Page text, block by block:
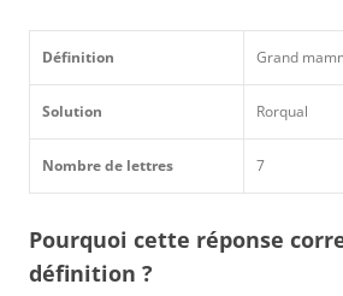
Définition Grand
Solution Rorqual
Nombre de lettres 7
Pourquoi cette réponse
définition ?